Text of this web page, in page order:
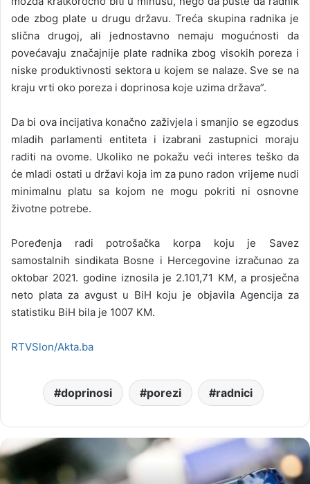
ode zbog plate u drugu državu. Treća skupina radnika je
slična drugoj, ali jednostavno nemaju mogućnosti da
povećavaju značajnije plate radnika zbog visokih poreza i
niske produktivnosti sektora u kojem se nalaze. Sve se na
kraju vrti oko poreza i doprinosa koje uzima država”.
Da bi ova incijativa konačno zaživjela i smanjio se egzodus
mladih parlamenti entiteta i izabrani zastupnici moraju
raditi na ovome. Ukoliko ne pokažu veći interes teško da
će mladi ostati u državi koja im za puno radon vrijeme nudi
minimalnu platu sa kojom ne mogu pokriti ni osnovne
životne potrebe.
Poređenja radi potrošačka korpa koju je Savez
samostalnih sindikata Bosne i Hercegovine izračunao za
oktobar 2021. godine iznosila je 2.101,71 KM, a prosječna
neto plata za avgust u BiH koju je objavila Agencija za
statistiku BiH bila je 1007 KM.
RTVSlon/Akta.ba
doprinosi porezi radnici